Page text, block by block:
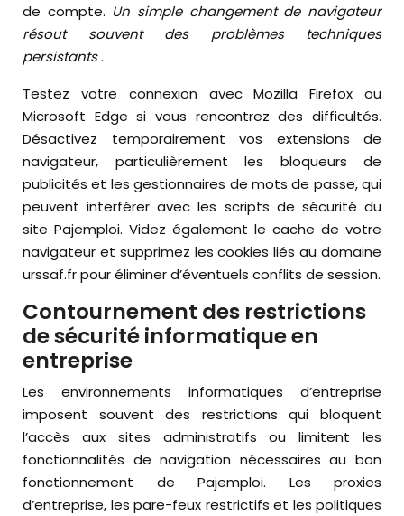
de compte. Un simple changement de navigateur
résout souvent des problèmes techniques
persistants.
Testez votre connexion avec Mozilla Firefox ou
Microsoft Edge si vous rencontrez des difficultés.
Désactivez temporairement vos extensions de
navigateur, particulièrement les bloqueurs de
publicités et les gestionnaires de mots de passe, qui
peuvent interférer avec les scripts de sécurité du
site Pajemploi. Videz également le cache de votre
navigateur et supprimez les cookies liés au domaine
urssaf.fr pour éliminer d’éventuels conflits de session.
Contournement des restrictions
de sécurité informatique en
entreprise
Les environnements informatiques d’entreprise
imposent souvent des restrictions qui bloquent
l’accès aux sites administratifs ou limitent les
fonctionnalités de navigation nécessaires au bon
fonctionnement de Pajemploi. Les proxies
d’entreprise, les pare-feux restrictifs et les politiques